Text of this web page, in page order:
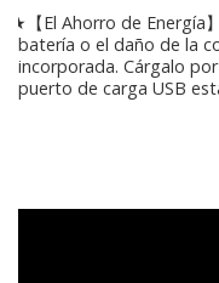
★【El Ahorro de
batería o el daño de la
incorporada. Cárgalo
puerto de carga USB